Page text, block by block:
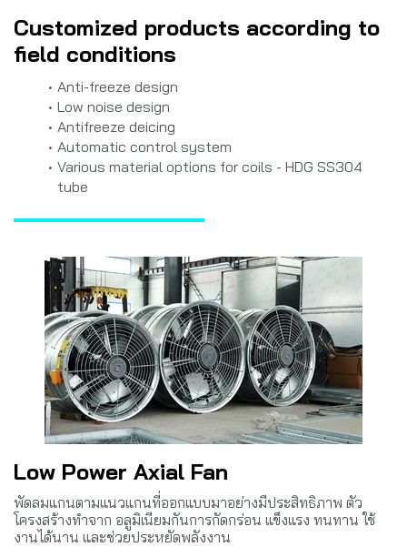
Customized products according to
field conditions
Anti-freeze design
Low noise design
Antifreeze deicing
Automatic control system
Various material options for coils - HDG SS304
tube
Low Power Axial Fan
พัดลมแกนตามแนวแกนที่ออกแบบมาอย่างมีประสิทธิภาพ ตัว
โครงสร้างทำจาก อลูมิเนียมกันการกัดกร่อน แข็งแรง ทนทาน ใช้
งานได้นาน และช่วยประหยัดพลังงาน